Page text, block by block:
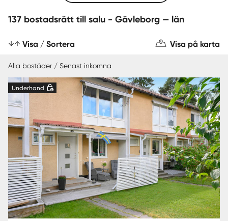
137 bostadsrätt till salu - Gävleborg — län
Visa / Sortera Visa på karta
Alla bostäder / Senast inkomna
Underhand